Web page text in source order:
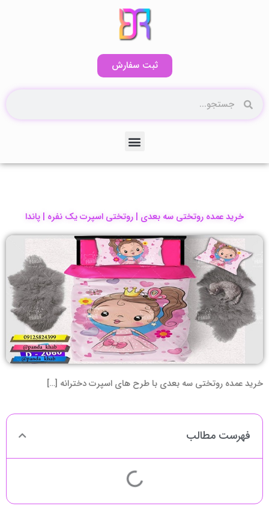
ثبت سفارش
جستجو
منو
خرید عمده روتختی سه بعدی | روتختی اسپرت یک نفره | پاندا
خرید عمده روتختی سه بعدی با طرح های اسپرت دخترانه […]
فهرست مطالب